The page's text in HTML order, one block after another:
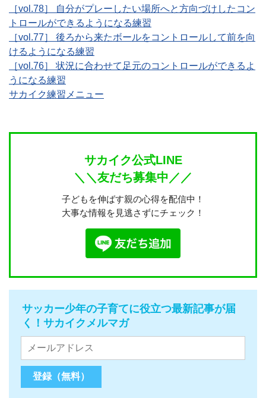
［vol.78］ 自分がプレーしたい場所へと方向づけしたコン
トロールができるようになる練習
［vol.77］ 後ろから来たボールをコントロールして前を向
けるようになる練習
［vol.76］ 状況に合わせて足元のコントロールができるよ
うになる練習
サカイク練習メニュー
サカイク公式LINE
＼＼友だち募集中／／
子どもを伸ばす親の心得を配信中！
大事な情報を見逃さずにチェック！
サッカー少年の子育てに役立つ最新記事が届
く！サカイクメルマガ